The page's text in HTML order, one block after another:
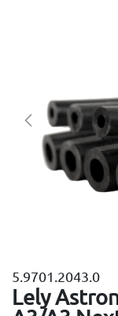
5.9701.2043.0
Lely